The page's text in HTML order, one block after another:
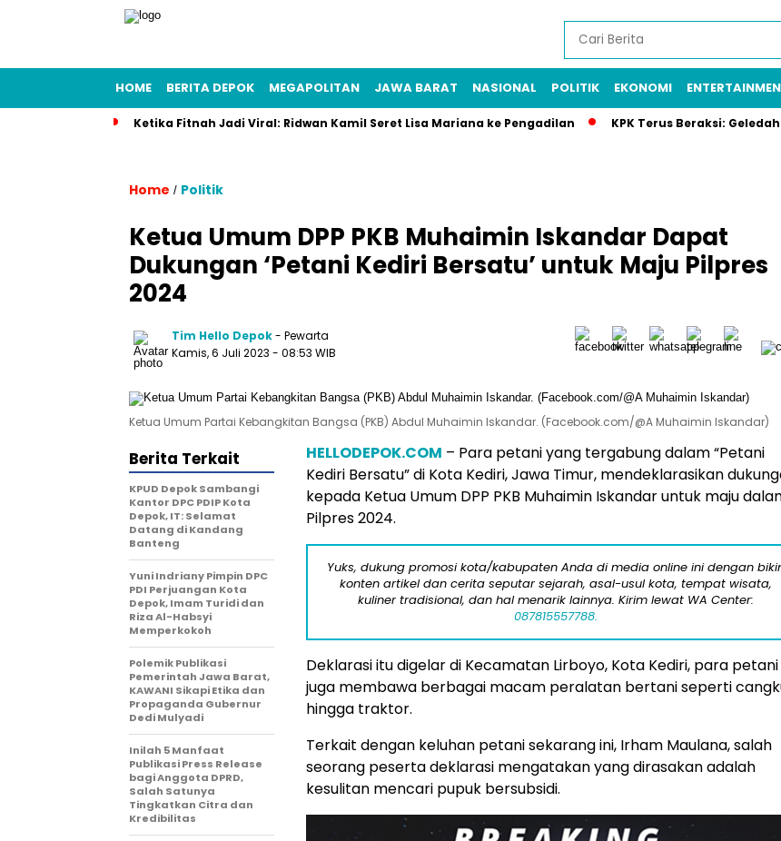
HOME BERITA DEPOK MEGAPOLITAN JAWA BARAT NASIONAL POLITIK EKONOMI
Ketika Fitnah Jadi Viral: Ridwan Kamil Seret Lisa Mariana ke Pengadilan KPK Terus Beraksi:
Home / Politik
Ketua Umum DPP PKB Muhaimin Iskandar Dapat
Dukungan ‘Petani Kediri Bersatu’ untuk Maju Pilpres
2024
Tim Hello Depok- Pewarta
Kamis, 6 Juli 2023 - 08:53 WIB
Ketua Umum Partai Kebangkitan Bangsa (PKB) Abdul Muhaimin Iskandar. (Facebook.com/@A Muhaimin Iskandar)
HELLODEPOK.COM – Para petani yang tergabung dalam “Petani
Kediri Bersatu” di Kota Kediri, Jawa Timur, mendeklarasikan
kepada Ketua Umum DPP PKB Muhaimin Iskandar untuk maju
Pilpres 2024.
Yuks, dukung promosi kota/kabupaten Anda di media online ini dengan
konten artikel dan cerita seputar sejarah, asal-usul kota, tempat wisata,
kuliner tradisional, dan hal menarik lainnya. Kirim lewat WA Center:
087815557788.
Deklarasi itu digelar di Kecamatan Lirboyo, Kota Kediri, para petani
juga membawa berbagai macam peralatan bertani seperti
hingga traktor.
Terkait dengan keluhan petani sekarang ini, Irham Maulana, salah
seorang peserta deklarasi mengatakan yang dirasakan adalah
kesulitan mencari pupuk bersubsidi.
Berita Terkait
KPUD Depok Sambangi
Kantor DPC PDIP Kota
Depok, IT: Selamat
Datang di Kandang
Banteng
Yuni Indriany Pimpin DPC
PDI Perjuangan Kota
Depok, Imam Turidi dan
Riza Al-Habsyi
Memperkokoh
Polemik Publikasi
Pemerintah Jawa Barat,
KAWANI Sikapi Etika dan
Propaganda Gubernur
Dedi Mulyadi
Inilah 5 Manfaat
Publikasi Press Release
bagi Anggota DPRD,
Salah Satunya
Tingkatkan Citra dan
Kredibilitas